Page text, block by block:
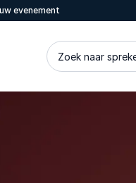
evenement
Zoek naar